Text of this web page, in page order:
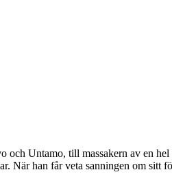
Untamo, till massakern av en
När han får veta sanningen om